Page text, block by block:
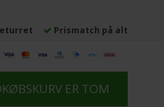
Prismatch på alt
ER TOM